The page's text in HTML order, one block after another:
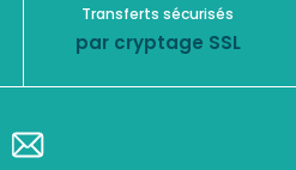
Transferts sécurisés
par cryptage SSL